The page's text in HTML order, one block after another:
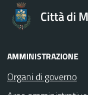
Città di
AMMINISTRAZIONE
Organi di governo